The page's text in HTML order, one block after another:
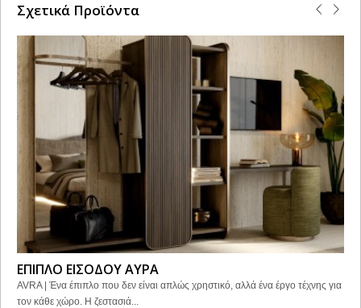
Σχετικά Προϊόντα
ΕΠΙΠΛΟ ΕΙΣΟΔΟΥ ΑΥΡΑ
AVRA | Ένα έπιπλο που δεν είναι απλώς χρηστικό, αλλά ένα έργο τέχνης για
τον κάθε χώρο. Η ζεστασιά...